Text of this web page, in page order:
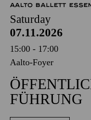
AALTO BALLETT
Saturday
07.11.2026
15:00 - 17:00
Aalto-Foyer
FÜHRUNG